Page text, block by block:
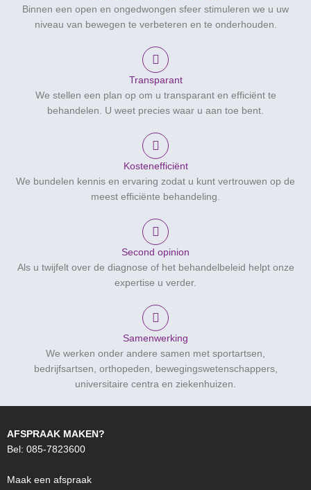
Binnen een open en ongedwongen sfeer stimuleren we u uw
niveau van bewegen te verbeteren en te onderhouden.
Transparant
We stellen een plan op om u transparant en efficiënt te
behandelen. U weet precies waar u aan toe bent.
Kostenefficiënt
We bundelen kennis en ervaring zodat u kunt vertrouwen op de
meest efficiënte behandeling.
Second opinion
Als u twijfelt over de diagnose of het behandelbeleid helpt onze
expertise u verder.
Samenwerking
We werken onder andere samen met sportartsen,
bedrijfsartsen, orthopeden, bewegingswetenschappers,
universitaire centra en ziekenhuizen.
AFSPRAAK MAKEN?
Bel: 085-7823600
Maak een afspraak